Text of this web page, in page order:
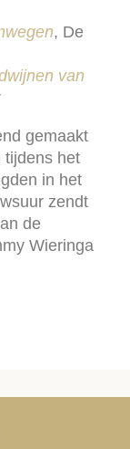
, De
van
gemaakt
tijdens het
in het
zendt
de
Wieringa